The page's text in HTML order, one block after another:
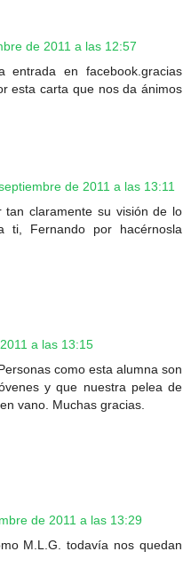
de 2011 a las 12:57
entrada en facebook.gracias
esta carta que nos da ánimos
de 2011 a las 13:11
claramente su visión de lo
ti, Fernando por hacérnosla
a las 13:15
como esta alumna son
y que nuestra pelea de
vano. Muchas gracias.
de 2011 a las 13:29
M.L.G. todavía nos quedan